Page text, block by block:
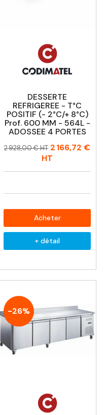
DESSERTE
REFRIGEREE - T°C
POSITIF (- 2°C/+ 8°C)
Prof. 600 MM - 564L -
ADOSSEE 4 PORTES
Prix
Prix
2 928,00 € HT 2 166,72 €
HT
Acheter
+ détail
-26%